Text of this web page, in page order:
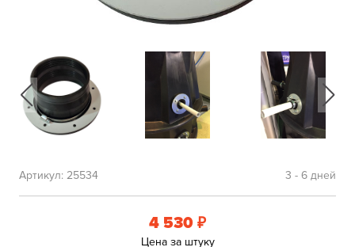
3 - 6 дней
Артикул: 25534
4 530 ₽
Цена за штуку